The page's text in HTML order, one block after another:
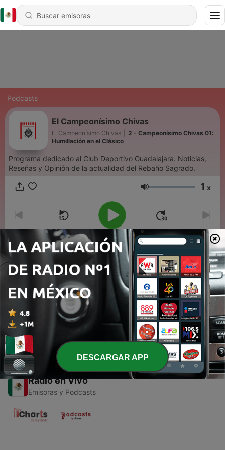
Podcasts
El Campeonísimo Chivas
El Campeonísimo Chivas
2 - Campeonísimo Chivas 01:
Humillación en el Clásico
Programa dedicado al Club Deportivo Guadalajara. Noticias,
Reseñas y Opinión de la actualidad del Rebaño Sagrado.
Volumen 1 x
00:00
Episodios
2 - Campeonísimo Chivas 01: Humillación en el Clásico
03 abr. 2014
Radio en Vivo
Emisoras y Podcasts
DESCARGAR APP